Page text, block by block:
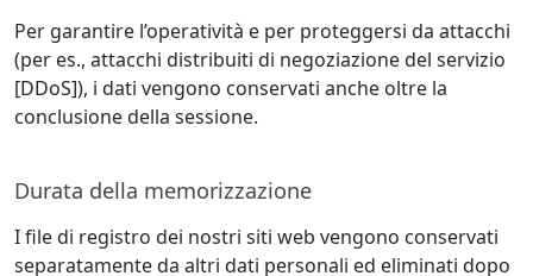
Per garantire l’operatività e per proteggersi da attacchi
(per es., attacchi distribuiti di negoziazione del servizio
[DDoS]), i dati vengono conservati anche oltre la
conclusione della sessione.
Durata della memorizzazione
I file di registro dei nostri siti web vengono conservati
separatamente da altri dati personali ed eliminati dopo